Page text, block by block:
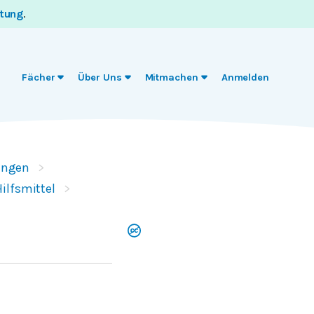
.
Fächer Über Uns Mitmachen Anmelden